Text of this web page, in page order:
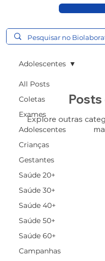
All Posts
Coletas
Exames
Adolescentes
Crianças
Gestantes
Saúde 20+
Saúde 30+
Saúde 40+
Saúde 50+
Saúde 60+
Campanhas
Adolescentes
Posts
Explore outras